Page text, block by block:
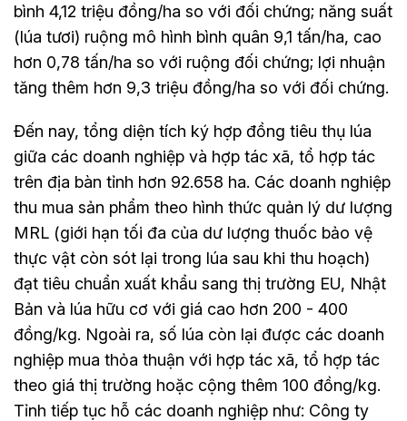
bình 4,12 triệu đồng/ha so với đối chứng; năng suất
(lúa tươi) ruộng mô hình bình quân 9,1 tấn/ha, cao
hơn 0,78 tấn/ha so với ruộng đối chứng; lợi nhuận
tăng thêm hơn 9,3 triệu đồng/ha so với đối chứng.
Đến nay, tổng diện tích ký hợp đồng tiêu thụ lúa
giữa các doanh nghiệp và hợp tác xã, tổ hợp tác
trên địa bàn tỉnh hơn 92.658 ha. Các doanh nghiệp
thu mua sản phẩm theo hình thức quản lý dư lượng
MRL (giới hạn tối đa của dư lượng thuốc bảo vệ
thực vật còn sót lại trong lúa sau khi thu hoạch)
đạt tiêu chuẩn xuất khẩu sang thị trường EU, Nhật
Bản và lúa hữu cơ với giá cao hơn 200 - 400
đồng/kg. Ngoài ra, số lúa còn lại được các doanh
nghiệp mua thỏa thuận với hợp tác xã, tổ hợp tác
theo giá thị trường hoặc cộng thêm 100 đồng/kg.
Tỉnh tiếp tục hỗ các doanh nghiệp như: Công ty